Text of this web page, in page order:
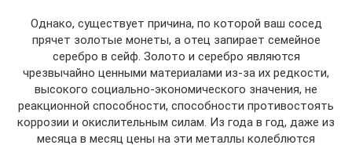
Однако, существует причина, по которой ваш сосед
прячет золотые монеты, а отец запирает семейное
серебро в сейф. Золото и серебро являются
чрезвычайно ценными материалами из-за их редкости,
высокого социально-экономического значения, не
реакционной способности, способности противостоять
коррозии и окислительным силам. Из года в год, даже из
месяца в месяц цены на эти металлы колеблются